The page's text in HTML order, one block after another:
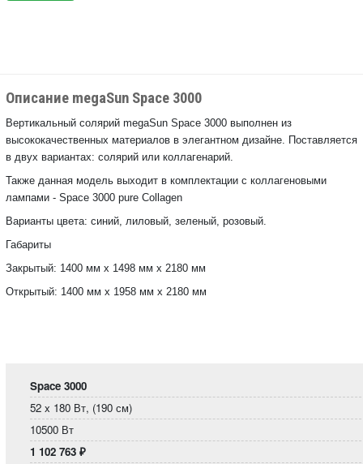
Описание megaSun Space 3000
Вертикальный солярий megaSun Space 3000 выполнен из
высококачественных материалов в элегантном дизайне. Поставляется
в двух вариантах: солярий или коллагенарий.
Также данная модель выходит в комплектации с коллагеновыми
лампами - Space 3000 pure Collagen
Варианты цвета: синий, лиловый, зеленый, розовый.
Габариты
Закрытый: 1400 мм x 1498 мм x 2180 мм
Открытый: 1400 мм x 1958 мм x 2180 мм
Space 3000
52 x 180 Вт, (190 см)
10500 Вт
1 102 763 ₽